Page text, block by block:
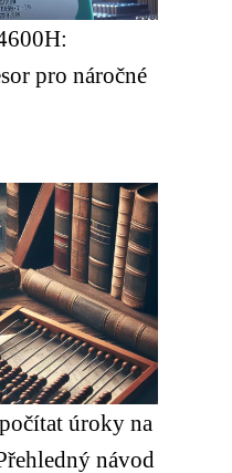
pro náročné
úroky na
návod